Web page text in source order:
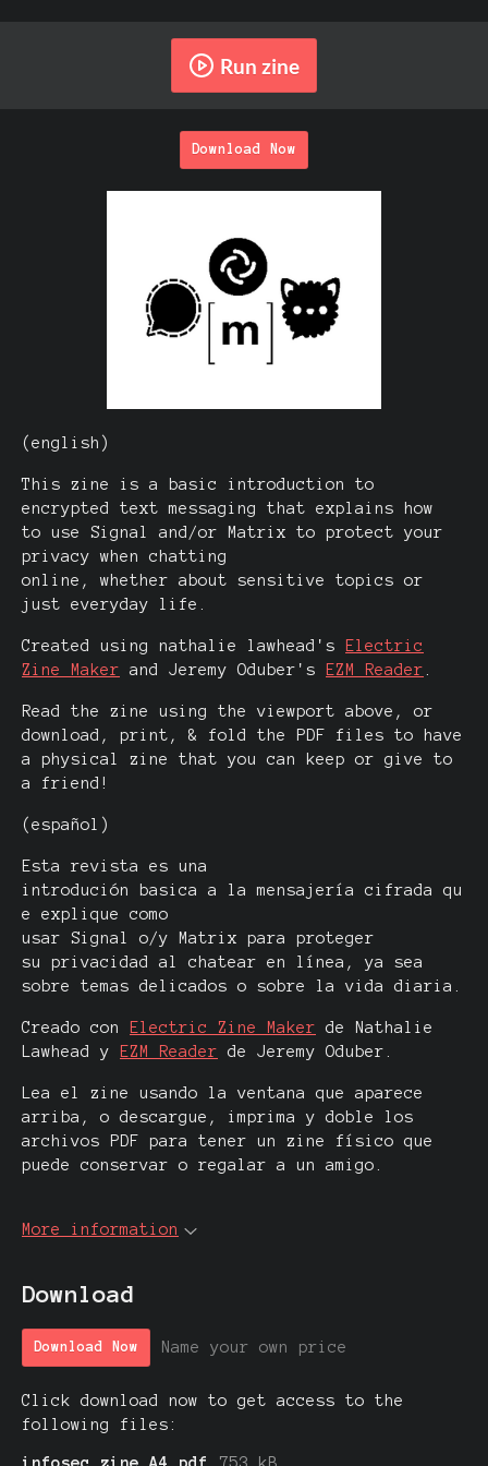
Run zine
Download Now
(english)
This zine is a basic introduction to
encrypted text messaging that explains how
to use Signal and/or Matrix to protect your
privacy when chatting
online, whether about sensitive topics or
just everyday life.
Created using nathalie lawhead's
Electric
Zine Maker and Jeremy Oduber's EZM Reader.
Read the zine using the viewport above, or
download, print, & fold the PDF files to have
a physical zine that you can keep or give to
a friend!
(español)
Esta revista es una
introdución basica a la mensajería cifrada qu
e explique como
usar Signal o/y Matrix para proteger
su privacidad al chatear en línea, ya sea
sobre temas delicados o sobre la vida diaria.
Creado con Electric Zine Maker de Nathalie
Lawhead y
EZM Reader de Jeremy Oduber.
Lea el zine usando la ventana que aparece
arriba, o descargue, imprima y doble los
archivos PDF para tener un zine físico que
puede conservar o regalar a un amigo.
More information
Download
Download Now Name your own price
Click download now to get access to the
following files:
infosec_zine_A4.pdf 753 kB